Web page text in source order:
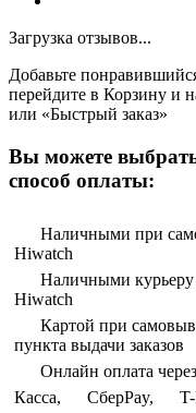
Загрузка отзывов...
Добавьте
перейдите в Корзину и
или «Быстрый заказ»
Вы можете
способ оплаты:
Наличными при
Hiwatch
Наличными курьеру
Hiwatch
Картой при
пункта выдачи заказов
Онлайн оплата
Касса,
СберPay,